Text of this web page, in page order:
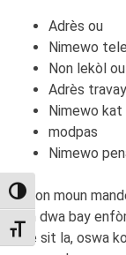
TOGGLE HIGH
TOGGLE FONT SIZE
Adrès ou
Nimewo
Non lekòl
Adrès
Nimewo kat
modpas
Nimewo
Si yon moun
gen dwa bay
kite sit la, oswa